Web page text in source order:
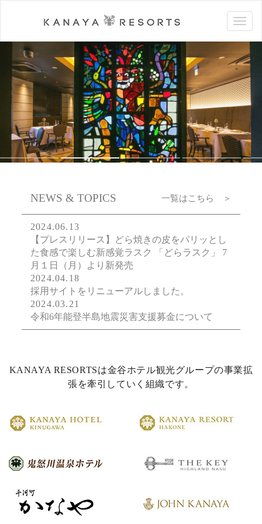
NEWS & TOPICS 一覧はこちら ＞
2024.06.13
【プレスリリース】どら焼きの皮をパリッとし
た食感で楽しむ新感覚ラスク 「どらラスク」 7
月１日（月）より新発売
2024.04.18
採用サイトをリニューアルしました。
2024.03.21
令和6年能登半島地震災害支援募金について
KANAYA RESORTSは金谷ホテル観光グループの事業拡
張を牽引していく組織です。